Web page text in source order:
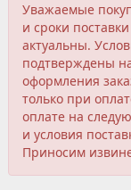
Уважаемые
и сроки
актуальны.
подтверждены
оформления
только при
оплате на
и условия
Приносим